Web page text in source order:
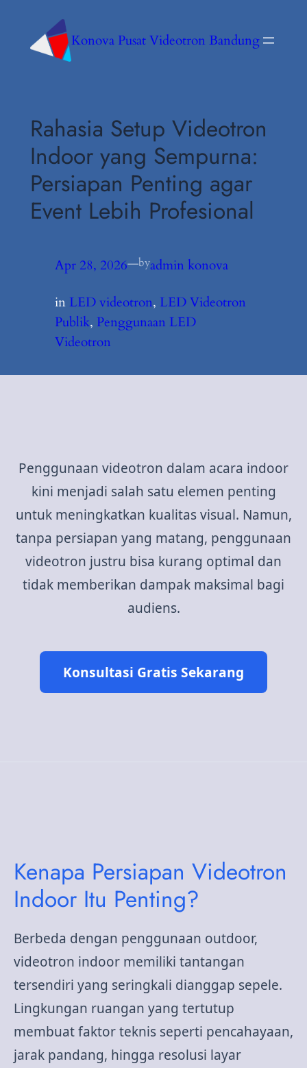
Konova Pusat Videotron Bandung
Rahasia Setup Videotron
Indoor yang Sempurna:
Persiapan Penting agar
Event Lebih Profesional
Apr 28, 2026—byadmin konova
in LED videotron, LED Videotron
Publik, Penggunaan LED
Videotron
Penggunaan videotron dalam acara indoor
kini menjadi salah satu elemen penting
untuk meningkatkan kualitas visual. Namun,
tanpa persiapan yang matang, penggunaan
videotron justru bisa kurang optimal dan
tidak memberikan dampak maksimal bagi
audiens.
Konsultasi Gratis Sekarang
Kenapa Persiapan Videotron
Indoor Itu Penting?
Berbeda dengan penggunaan outdoor,
videotron indoor memiliki tantangan
tersendiri yang seringkali dianggap sepele.
Lingkungan ruangan yang tertutup
membuat faktor teknis seperti pencahayaan,
jarak pandang, hingga resolusi layar